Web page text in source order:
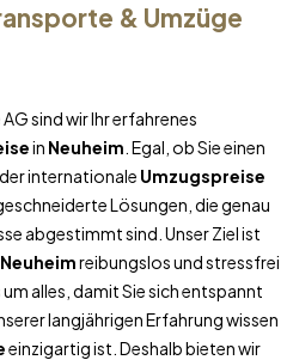
& Umzüge
sind wir Ihr erfahrenes
in Neuheim . Egal, ob Sie einen
internationale Umzugspreise
Lösungen, die genau
abgestimmt sind. Unser Ziel ist
Neuheimreibungslos und stressfrei
alles, damit Sie sich entspannt
langjährigen Erfahrung wissen
einzigartig ist. Deshalb bieten wir